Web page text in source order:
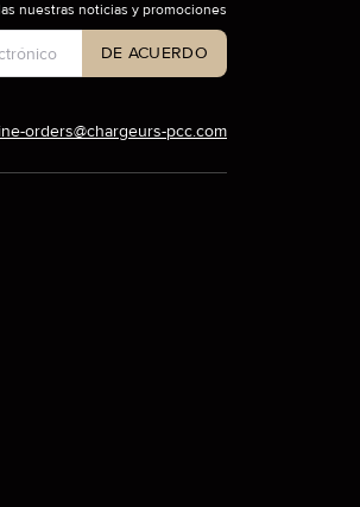
nuestras noticias y promociones
DE ACUERDO
orders@chargeurs-pcc.com